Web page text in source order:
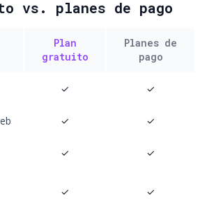
vs. planes de pago
Plan
gratuito
Planes de
pago
✓ ✓
✓ ✓
✓ ✓
✓ ✓